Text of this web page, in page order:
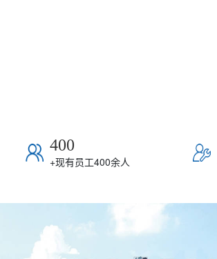
400
+现有员工400余人